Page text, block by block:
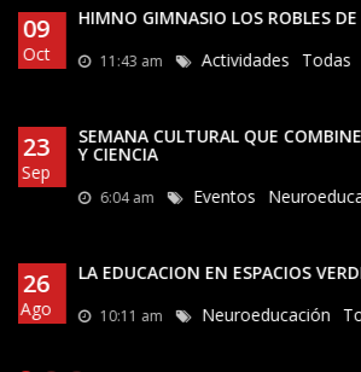
10
Ago
LA IMPORTANCIA DE LA MUSICA
INTEGRAL DE NUESTROS
06
Ago
LOS MÁRTIRES ZIPAQUIREÑOS:
30
May